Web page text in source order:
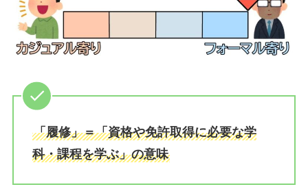
「履修」＝「資格や免許取得に必要な学
科・課程を学ぶ」の意味